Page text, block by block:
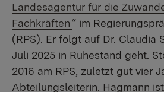
Landesagentur für die
Fachkräften“ im
(RPS). Er folgt auf Dr. Claudia
Juli 2025 in Ruhestand geht.
2016 am RPS, zuletzt gut vier
Abteilungsleiterin. Hagmann